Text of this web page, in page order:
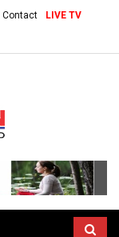
Contact LIVE TV